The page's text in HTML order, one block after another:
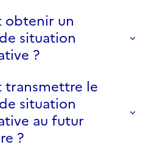
obtenir un
situation
?
transmettre le
situation
au futur
?